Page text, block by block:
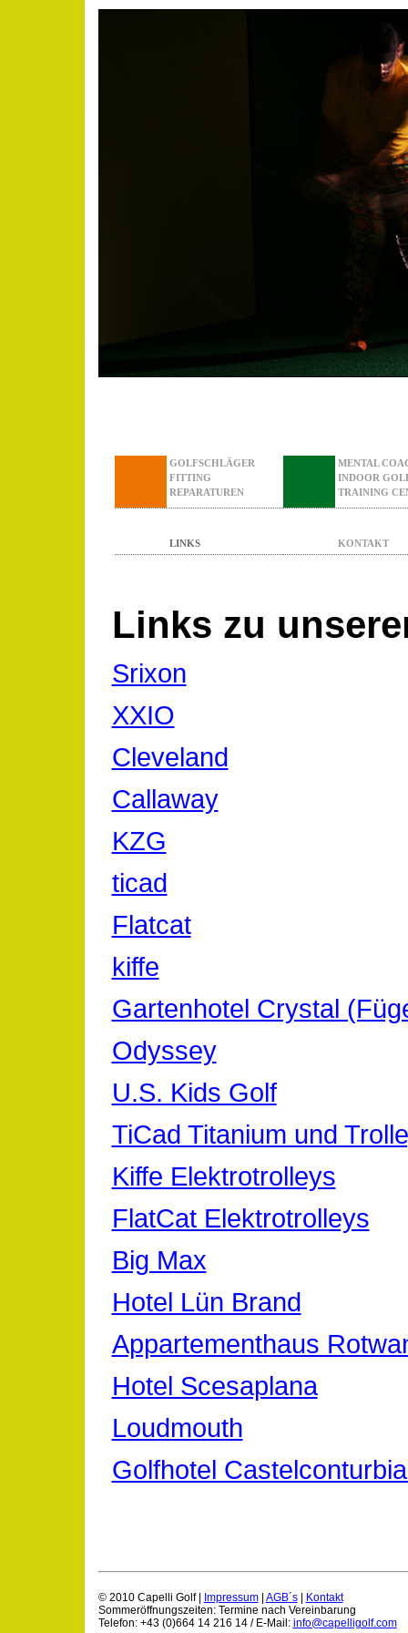
GOLFSCHLÄGER
FITTING
REPARATUREN
MENTAL
INDOOR
TRAINING
LINKS KONTAKT
Links zu
Srixon
XXIO
Cleveland
Callaway
KZG
ticad
Flatcat
kiffe
Gartenhotel Crystal
Odyssey
U.S. Kids Golf
TiCad Titanium und
Kiffe Elektrotrolleys
FlatCat Elektrotrolleys
Big Max
Hotel Lün Brand
Appartementhaus
Hotel Scesaplana
Loudmouth
Golfhotel
© 2010 Capelli Golf | Impressum| AGB´s|
Kontakt
Sommeröffnungszeiten: Termine nach Vereinbarung
Telefon: +43 (0)664 14 216 14 / E-Mail: info@capelligolf.com